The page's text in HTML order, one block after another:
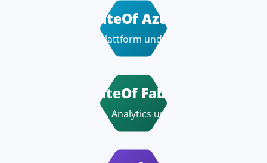
StateOf Azure
Cloud-Plattform und Betrieb
StateOf Fabric
Data, Analytics und BI